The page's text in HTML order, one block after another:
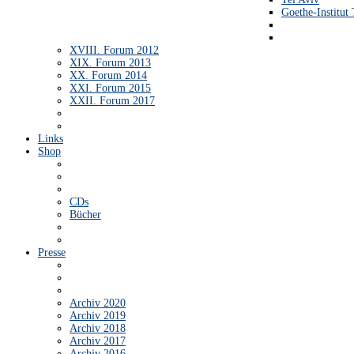
Goethe-Institut
XVIII. Forum 2012
XIX. Forum 2013
XX. Forum 2014
XXI. Forum 2015
XXII. Forum 2017
Links
Shop
CDs
Bücher
Presse
Archiv 2020
Archiv 2019
Archiv 2018
Archiv 2017